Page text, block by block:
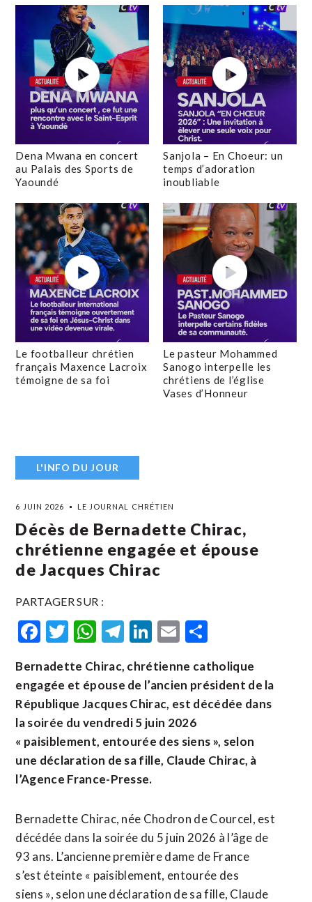
Dena Mwana en concert
au Palais des Sports de
Yaoundé
Sanjola – En Choeur: un
temps d’adoration
inoubliable
Le footballeur chrétien
français Maxence Lacroix
témoigne de sa foi
Le pasteur Mohammed
Sanogo interpelle les
chrétiens de l’église
Vases d’Honneur
L'INFO DU JOUR
6 JUIN 2026 LE JOURNAL CHRÉTIEN
Décès de Bernadette Chirac,
chrétienne engagée et épouse
de Jacques Chirac
PARTAGER SUR :
Facebook
Twitter
WhatsApp
Telegram
LinkedIn
Email
Bernadette Chirac, chrétienne catholique
engagée et épouse de l’ancien président de la
République Jacques Chirac, est décédée dans
la soirée du vendredi 5 juin 2026
« paisiblement, entourée des siens », selon
une déclaration de sa fille, Claude Chirac, à
l’Agence France-Presse.
Bernadette Chirac, née Chodron de Courcel, est
décédée dans la soirée du 5 juin 2026 à l’âge de
93 ans. L’ancienne première dame de France
s’est éteinte « paisiblement, entourée des
siens », selon une déclaration de sa fille, Claude